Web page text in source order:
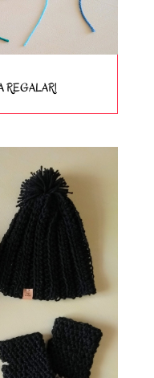
REGALAR!